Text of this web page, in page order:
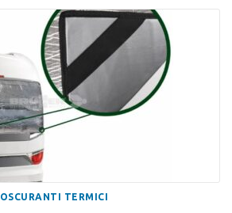
OSCURANTI TERMICI